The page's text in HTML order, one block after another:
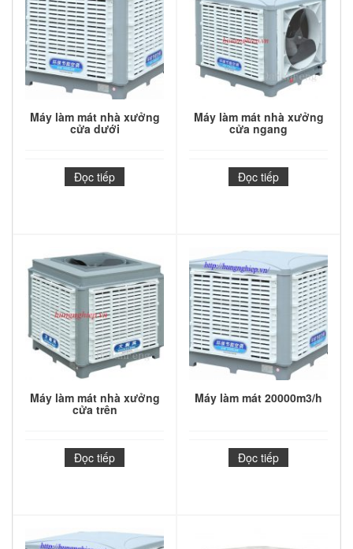
Máy làm mát nhà xưởng
cửa dưới
Đọc tiếp
Máy làm mát nhà xưởng
cửa ngang
Đọc tiếp
Máy làm mát nhà xưởng
cửa trên
Đọc tiếp
Máy làm mát 20000m3/h
Đọc tiếp